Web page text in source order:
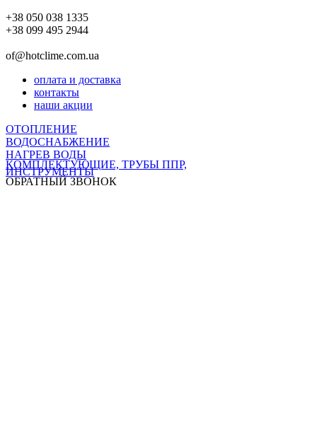
+38 050 038 1335
+38 099 495 2944
of@hotclime.com.ua
оплата и доставка
контакты
наши акции
ОТОПЛЕНИЕ
ВОДОСНАБЖЕНИЕ
НАГРЕВ ВОДЫ
КОМПЛЕКТУЮЩИЕ, ТРУБЫ ППР,
ИНСТРУМЕНТЫ
ОБРАТНЫЙ ЗВОНОК